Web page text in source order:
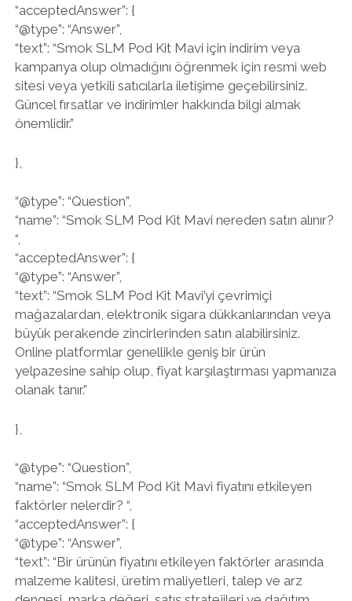
“acceptedAnswer”: {
“@type”: “Answer”,
“text”: “Smok SLM Pod Kit Mavi için indirim veya
kampanya olup olmadığını öğrenmek için resmi web
sitesi veya yetkili satıcılarla iletişime geçebilirsiniz.
Güncel fırsatlar ve indirimler hakkında bilgi almak
önemlidir.”
},
“@type”: “Question”,
“name”: “Smok SLM Pod Kit Mavi nereden satın alınır?
“,
“acceptedAnswer”: {
“@type”: “Answer”,
“text”: “Smok SLM Pod Kit Mavi’yi çevrimiçi
mağazalardan, elektronik sigara dükkanlarından veya
büyük perakende zincirlerinden satın alabilirsiniz.
Online platformlar genellikle geniş bir ürün
yelpazesine sahip olup, fiyat karşılaştırması yapmanıza
olanak tanır.”
},
“@type”: “Question”,
“name”: “Smok SLM Pod Kit Mavi fiyatını etkileyen
faktörler nelerdir? “,
“acceptedAnswer”: {
“@type”: “Answer”,
“text”: “Bir ürünün fiyatını etkileyen faktörler arasında
malzeme kalitesi, üretim maliyetleri, talep ve arz